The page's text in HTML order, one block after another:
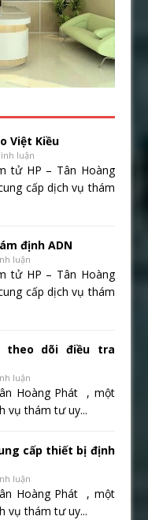
Việt Kiều
luận
tử HP – Tân Hoàng
cấp dịch vụ thám
định ADN
luận
tử HP – Tân Hoàng
cấp dịch vụ thám
theo dõi điều tra
luận
Hoàng Phát , một
vụ thám tư uy...
cấp thiết bị định
luận
Hoàng Phát , một
vụ thám tư uy...